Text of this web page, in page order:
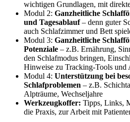
wichtigen Grundlagen, mit
Modul 2: Ganzheitliche
und Tagesablauf– denn guter
auch Schlafzimmer und Bett
Modul 3: Ganzheitliche
Potenziale – z.B. Ernährung,
den Schlafmodus bringen,
Hinweise zu Tracking-Tools und
Modul 4: Unterstützung bei
Schlafproblemen – z.B.
Alpträume, Wechseljahre
Werkzeugkoffer: Tipps, Links,
die Praxis, zur Arbeit mit